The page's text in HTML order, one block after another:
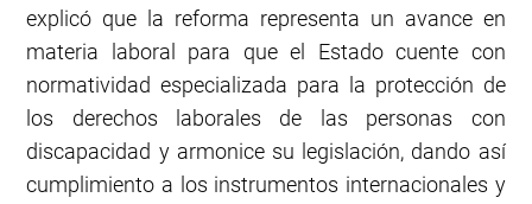
explicó que la reforma representa un avance en
materia laboral para que el Estado cuente con
normatividad especializada para la protección de
los derechos laborales de las personas con
discapacidad y armonice su legislación, dando así
cumplimiento a los instrumentos internacionales y